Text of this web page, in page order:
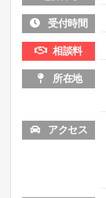
受付時間
相談料
所在地
アクセス